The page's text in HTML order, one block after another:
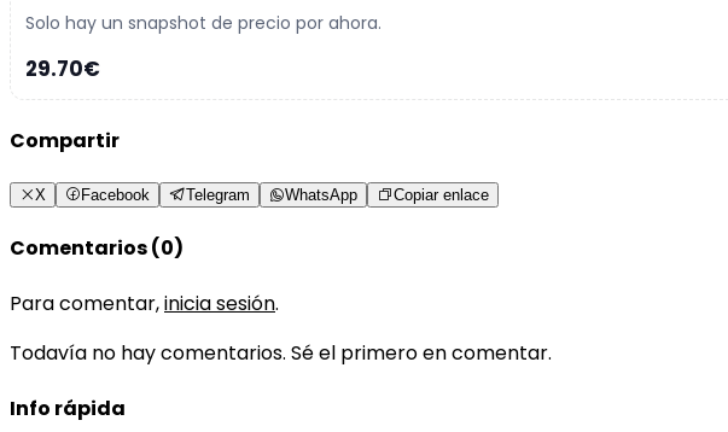
Solo hay un snapshot de precio por ahora.
29.70€
Compartir
X Facebook Telegram WhatsApp Copiar enlace
Comentarios (0)
Para comentar,inicia sesión.
Todavía no hay comentarios. Sé el primero en comentar.
Info rápida